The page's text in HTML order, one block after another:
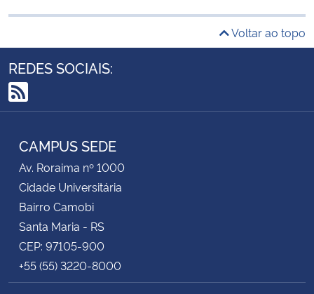
Voltar ao topo
REDES SOCIAIS:
RSS
CAMPUS SEDE
Av. Roraima nº 1000
Cidade Universitária
Bairro Camobi
Santa Maria - RS
CEP: 97105-900
+55 (55) 3220-8000